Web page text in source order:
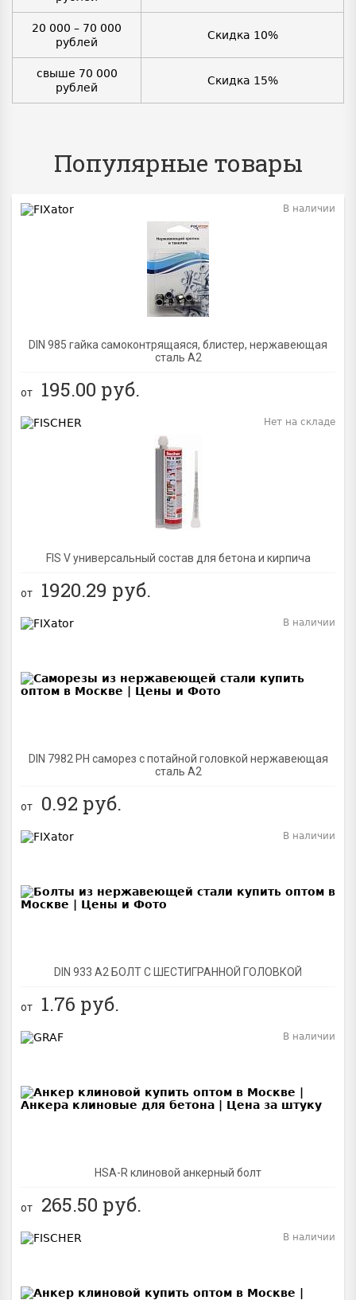
20 000 – 70 000
рублей
Скидка 10%
свыше 70 000
рублей
Скидка 15%
Популярные товары
DIN 985 гайка самоконтрящаяся, блистер, нержавеющая
сталь A2
В наличии
от 195.00 руб.
FIS V универсальный состав для бетона и кирпича
Нет на складе
от 1920.29 руб.
DIN 7982 PH саморез с потайной головкой нержавеющая
сталь A2
В наличии
от 0.92 руб.
DIN 933 А2 БОЛТ С ШЕСТИГРАННОЙ ГОЛОВКОЙ
В наличии
от 1.76 руб.
HSA-R клиновой анкерный болт
В наличии
от 265.50 руб.
В наличии